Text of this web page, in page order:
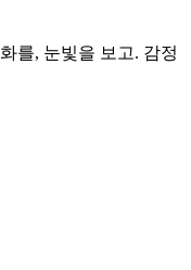
를, 눈빛을 보고. 감정